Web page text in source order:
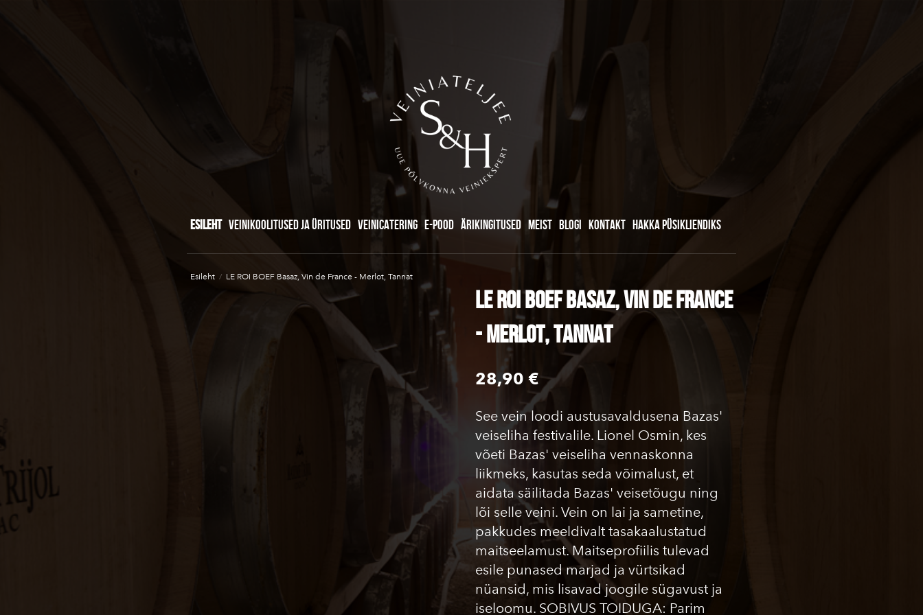
ESILEHT VEINIKOOLITUSED JA ÜRITUSED VEINICATERING E-POOD ÄRIKINGITUSED MEIST BLOGI KONTAKT HAKKA PÜSIKLIENDIKS
Esileht / LE ROI BOEF Basaz, Vin de France - Merlot, Tannat
LE ROI BOEF Basaz, Vin de France
- Merlot, Tannat
28,90 €
See vein loodi austusavaldusena Bazas'
veiseliha festivalile. Lionel Osmin, kes
võeti Bazas' veiseliha vennaskonna
liikmeks, kasutas seda võimalust, et
aidata säilitada Bazas' veisetõugu ning
lõi selle veini. Vein on lai ja sametine,
pakkudes meeldivalt tasakaalustatud
maitseelamust. Maitseprofiilis tulevad
esile punased marjad ja vürtsikad
nüansid, mis lisavad joogile sügavust ja
iseloomu. SOBIVUS TOIDUGA: Parim